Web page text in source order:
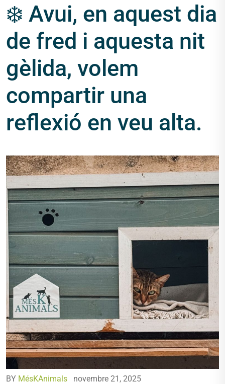
❄️ Avui, en aquest dia
de fred i aquesta nit
gèlida, volem
compartir una
reflexió en veu alta.
BY MésKAnimals
novembre 21, 2025